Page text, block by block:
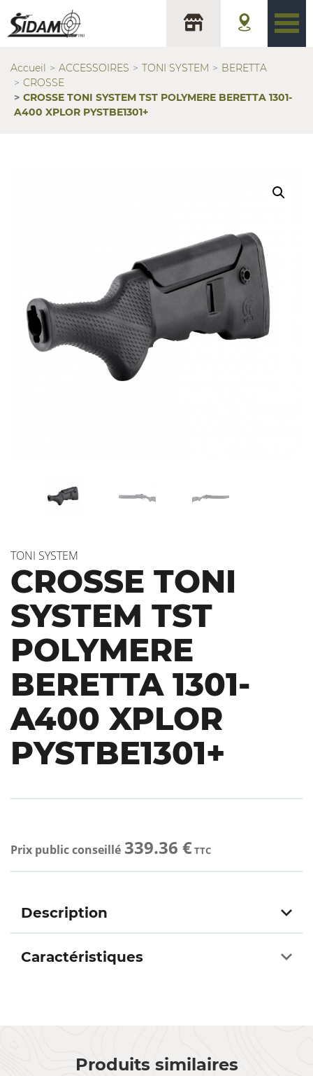
Accueil ACCESSOIRES TONI SYSTEM
BERETTA
CROSSE
CROSSE TONI SYSTEM TST POLYMERE BERETTA 1301-
A400 XPLOR PYSTBE1301+
TONI SYSTEM
CROSSE TONI
SYSTEM TST
POLYMERE
BERETTA 1301-
A400 XPLOR
PYSTBE1301+
Prix public conseillé 339.36 €TTC
Description
Caractéristiques
Produits similaires